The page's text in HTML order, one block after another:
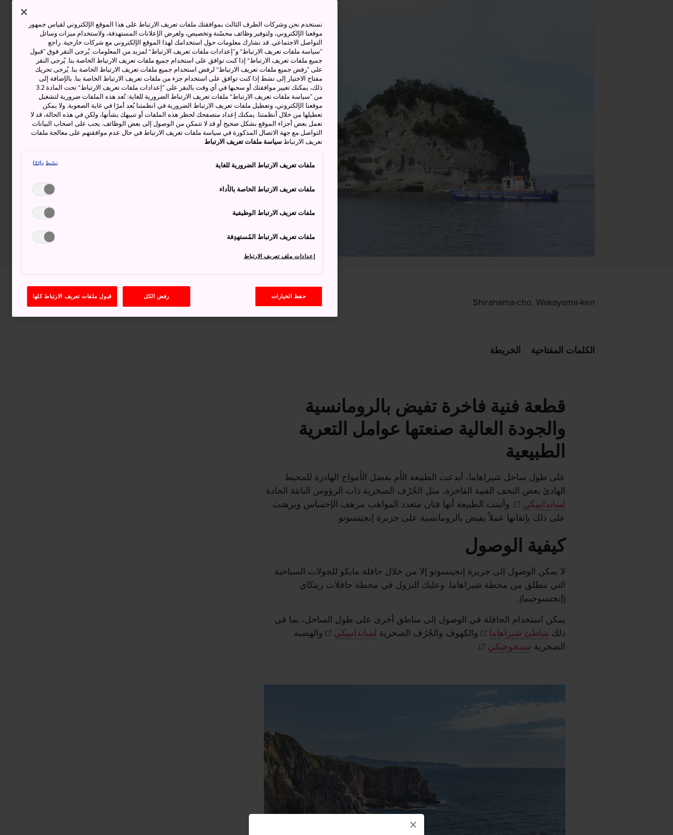
×
Shirahama-cho, Wakayama-ken
عرض على خرائط غوغل (Google Maps)
الكلمات المفتاحية الخريطة
قطعة فنية فاخرة تفيض بالرومانسية
والجودة العالية صنعتها عوامل التعرية
الطبيعية
على طول ساحل شيراهاما، أبدعت الطبيعة الأم بفضل الأمواج الهادرة للمحيط
الهادئ بعض التحف الفنية الفاخرة، مثل الجُرُف الصخرية ذات الرؤوس الناتئة الحادة
لساندانبيكي
. وأثبتت الطبيعة أنها فنان متعدد المواهب مرهف الإحساس وبرهنت
على ذلك بإتقانها عملاً يفيض بالرومانسية على جزيرة إنجيتسوتو.
كيفية الوصول
لا يمكن الوصول إلى جزيرة إنجيتسوتو إلا من خلال حافلة مايكو للجولات السياحية
التي تنطلق من محطة شيراهاما. وعليك النزول في محطة حافلات رينكاي
(إنجتسوجيما).
يمكن استخدام الحافلة في الوصول إلى مناطق أخرى على طول الساحل، بما في
ذلك شاطئ شيراهاما والكهوف والجُرُف الصخرية لساندانبيكي
والهضبة
الصخرية سينجوجيكي .
نستخدم نحن وشركات الطرف الثالث بموافقتك ملفات تعريف الارتباط على هذا الموقع الإلكتروني لقياس جمهور
موقعنا الإلكتروني، ولتوفير وظائف محسّنة وتخصيص، ولعرض الإعلانات المستهدفة، ولاستخدام ميزات وسائل
التواصل الاجتماعي. قد نشارك معلومات حول استخدامك لهذا الموقع الإلكتروني مع شركات خارجية. راجع
”سياسة ملفات تعريف الارتباط“ و”إعدادات ملفات تعريف الارتباط“ لمزيد من المعلومات. يُرجى النقر فوق ”قبول
جميع ملفات تعريف الارتباط“ إذا كنت توافق على استخدام جميع ملفات تعريف الارتباط الخاصة بنا. يُرجى النقر
على ”رفض جميع ملفات تعريف الارتباط“ لرفض استخدام جميع ملفات تعريف الارتباط الخاصة بنا. يُرجى تحريك
مفتاح الاختيار إلى نشط إذا كنت توافق على استخدام جزء من ملفات تعريف الارتباط الخاصة بنا. بالإضافة إلى
ذلك، يمكنك تغيير موافقتك أو سحبها في أي وقت بالنقر على ”إعدادات ملفات تعريف الارتباط“ تحت المادة 3.2
من ”سياسة ملفات تعريف الارتباط“ ملفات تعريف الارتباط الضرورية للغاية: تُعد هذه الملفات ضرورية لتشغيل
موقعنا الإلكتروني، وتعطيل ملفات تعريف الارتباط الضرورية في انظمتنا يُعد أمرًا في غاية الصعوبة. ولا يمكن
تعطيلها من خلال أنظمتنا. يمكنك إعداد متصفحك لحظر هذه الملفات أو تنبيهك بشأنها، ولكن في هذه الحالة، قد لا
تعمل بعض أجزاء الموقع بشكل صحيح أو قد لا تتمكن من الوصول إلى بعض الوظائف. يجب على اصحاب البيانات
التواصل مع جهة الاتصال المذكورة في سياسة ملفات تعريف الارتباط في حال عدم موافقتهم على معالجة ملفات
تعريف الارتباط سياسة ملفات تعريف الارتباط
ملفات تعريف الارتباط الضرورية للغاية نشط دائمًا
ملفات تعريف الارتباط الخاصة بالأداء
ملفات تعريف الارتباط الوظيفية
ملفات تعريف الارتباط المُستهدِفة
إعدادات ملف تعريف الارتباط
حفظ الخيارات رفض الكل قبول ملفات تعريف الارتباط كلها